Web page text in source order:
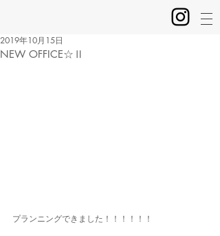
NEW OFFICE☆Ⅱ
2019年10月15日
プランニングできました！！！！！！